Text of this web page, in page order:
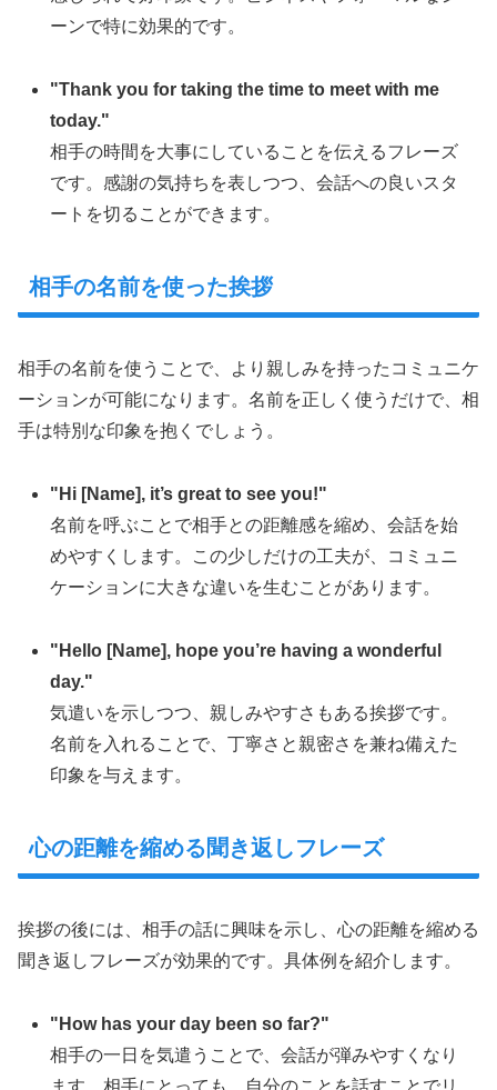
ーンで特に効果的です。
"Thank you for taking the time to meet with me
today."
相手の時間を大事にしていることを伝えるフレーズ
です。感謝の気持ちを表しつつ、会話への良いスタ
ートを切ることができます。
相手の名前を使った挨拶
相手の名前を使うことで、より親しみを持ったコミュニケ
ーションが可能になります。名前を正しく使うだけで、相
手は特別な印象を抱くでしょう。
"Hi [Name], it’s great to see you!"
名前を呼ぶことで相手との距離感を縮め、会話を始
めやすくします。この少しだけの工夫が、コミュニ
ケーションに大きな違いを生むことがあります。
"Hello [Name], hope you’re having a wonderful
day."
気遣いを示しつつ、親しみやすさもある挨拶です。
名前を入れることで、丁寧さと親密さを兼ね備えた
印象を与えます。
心の距離を縮める聞き返しフレーズ
挨拶の後には、相手の話に興味を示し、心の距離を縮める
聞き返しフレーズが効果的です。具体例を紹介します。
"How has your day been so far?"
相手の一日を気遣うことで、会話が弾みやすくなり
ます。相手にとっても、自分のことを話すことでリ